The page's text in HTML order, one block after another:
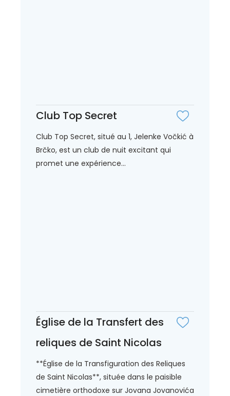
Club Top Secret
Club Top Secret, situé au 1, Jelenke Vočkić à
Brčko, est un club de nuit excitant qui
promet une expérience...
Église de la Transfert des
reliques de Saint Nicolas
**Église de la Transfiguration des Reliques
de Saint Nicolas**, située dans le paisible
cimetière orthodoxe sur Jovana Jovanovića